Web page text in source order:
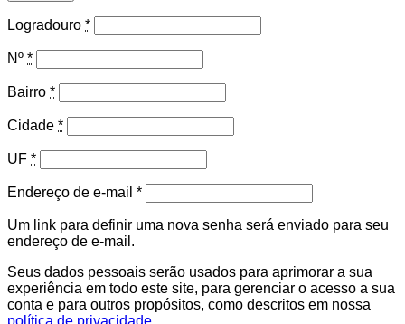
Logradouro *
Nº *
Bairro *
Cidade *
UF *
Endereço de e-mail *Obrigatório
Um link para definir uma nova senha será enviado para seu
endereço de e-mail.
Seus dados pessoais serão usados para aprimorar a sua
experiência em todo este site, para gerenciar o acesso a sua
conta e para outros propósitos, como descritos em nossa
política de privacidade